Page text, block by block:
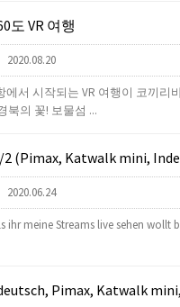
도 VR 여행
2020.08.20
서 시작되는 VR 여행이 코끼리
북의 꽃! 보물섬 ...
(Pimax, Katwalk mini,
2020.06.24
ihr meine Streams live sehen
Pimax, Katwalk mini,